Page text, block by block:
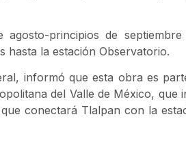
agosto-principios de
hasta la estación Observatorio.
informó que esta obra es
del Valle de México, que
conectará Tlalpan con la